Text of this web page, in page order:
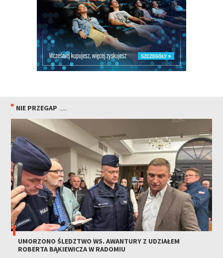
NIE PRZEGAP
UMORZONO ŚLEDZTWO WS. AWANTURY Z UDZIAŁEM
ROBERTA BĄKIEWICZA W RADOMIU